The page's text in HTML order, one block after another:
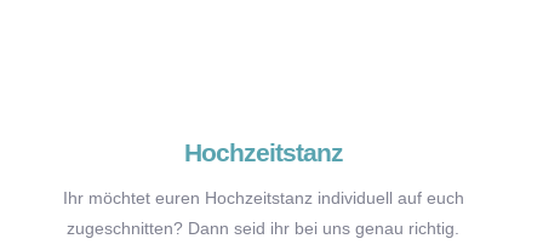
Hochzeitstanz
Ihr möchtet euren Hochzeitstanz individuell auf euch
zugeschnitten? Dann seid ihr bei uns genau richtig.